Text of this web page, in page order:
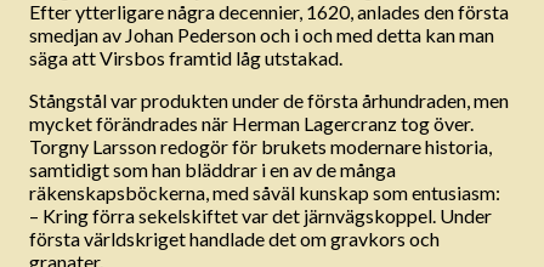
Efter ytterligare några decennier, 1620, anlades den första
smedjan av Johan Pederson och i och med detta kan man
säga att Virsbos framtid låg utstakad.
Stångstål var produkten under de första århundraden, men
mycket förändrades när Herman Lagercranz tog över.
Torgny Larsson redogör för brukets modernare historia,
samtidigt som han bläddrar i en av de många
räkenskapsböckerna, med såväl kunskap som entusiasm:
– Kring förra sekelskiftet var det järnvägskoppel. Under
första världskriget handlade det om gravkors och
granater.